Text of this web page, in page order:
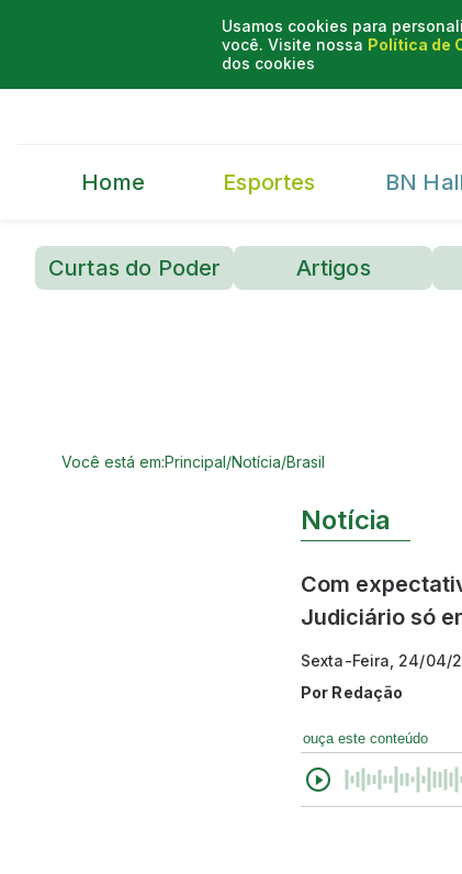
Usamos cookies para
você. Visite nossa Política de
dos cookies
Home Esportes BN
Curtas do Poder Artigos
Você está em:Principal/Notícia/Brasil
Notícia
Com
Judiciário só
Sexta-Feira, 24/04/
Por Redação
ouça este conteúdo